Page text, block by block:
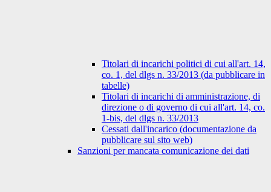
Titolari di incarichi politici di cui all'art. 14,
co. 1, del dlgs n. 33/2013 (da pubblicare in
tabelle)
Titolari di incarichi di amministrazione, di
direzione o di governo di cui all'art. 14, co.
1-bis, del dlgs n. 33/2013
Cessati dall'incarico (documentazione da
pubblicare sul sito web)
Sanzioni per mancata comunicazione dei dati